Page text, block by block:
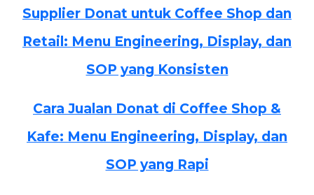
Supplier Donat untuk Coffee Shop dan
Retail: Menu Engineering, Display, dan
SOP yang Konsisten
Cara Jualan Donat di Coffee Shop &
Kafe: Menu Engineering, Display, dan
SOP yang Rapi